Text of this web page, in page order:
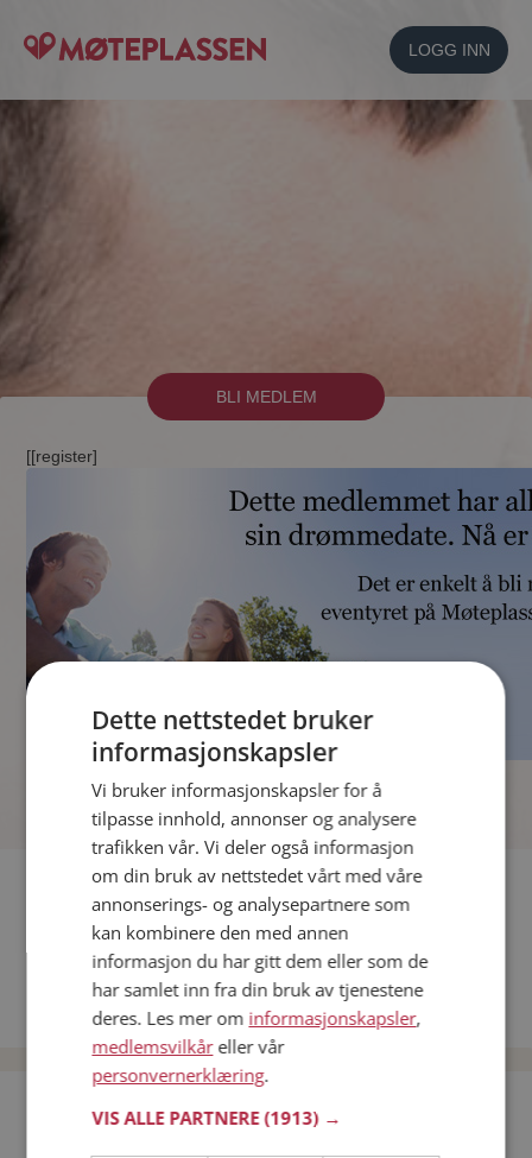
LOGG INN
BLI MEDLEM
[[register]
Fler single
Date menn i Norge
Date kvinner i Norge
Bli medlem gratis!
Dette nettstedet bruker
informasjonskapsler
Vi bruker informasjonskapsler for å
tilpasse innhold, annonser og analysere
trafikken vår. Vi deler også informasjon
om din bruk av nettstedet vårt med våre
annonserings- og analysepartnere som
kan kombinere den med annen
informasjon du har gitt dem eller som de
har samlet inn fra din bruk av tjenestene
deres. Les mer om informasjonskapsler,
medlemsvilkåreller vår
personvernerklæring.
VIS ALLE PARTNERE(1913) →